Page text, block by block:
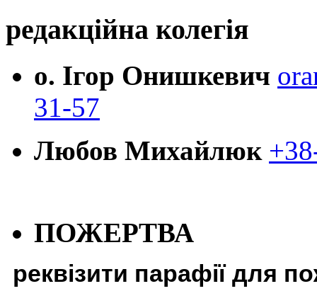
редакційна колегія
о. Ігор Онишкевич
31-57
Любов Михайлюк
ПОЖЕРТВА
реквізити парафії для